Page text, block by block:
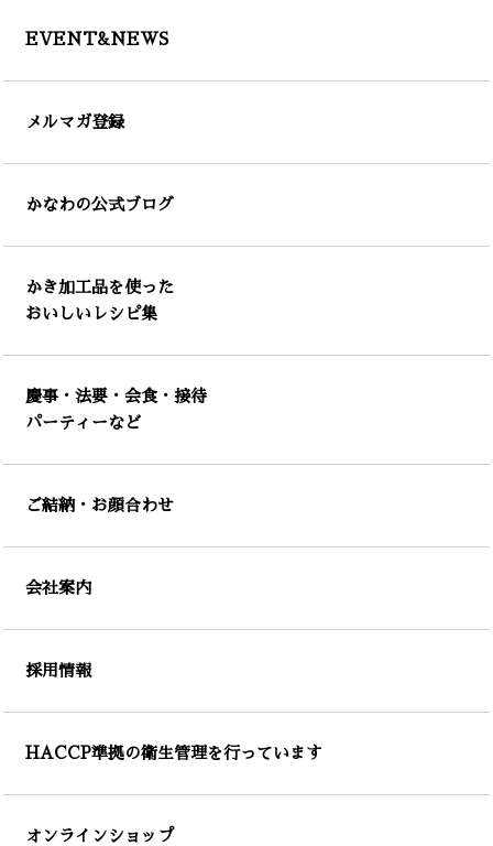
EVENT&NEWS
メルマガ登録
かなわの公式ブログ
かき加工品を使った
おいしいレシピ集
慶事・法要・会食・接待
パーティーなど
ご結納・お顔合わせ
会社案内
採用情報
HACCP準拠の衛生管理を行っています
オンラインショップ